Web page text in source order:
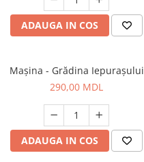
ADAUGA IN COS
Mașina - Grădina Iepurașului
290,00 MDL
ADAUGA IN COS